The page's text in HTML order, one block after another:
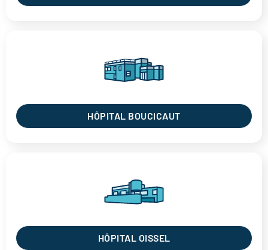
HÔPITAL BOUCICAUT
HÔPITAL OISSEL